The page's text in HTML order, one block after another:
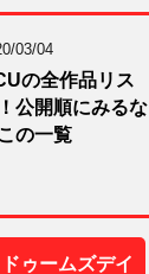
03/04
の全作品リス
！公開順にみるな
の一覧
ゥームズデイ